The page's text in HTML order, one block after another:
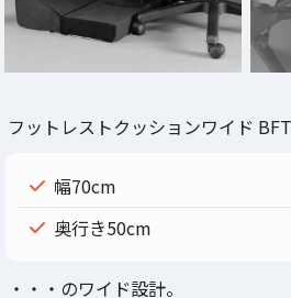
フットレストクッションワイド
幅70cm
奥行き50cm
・・・のワイド設計。